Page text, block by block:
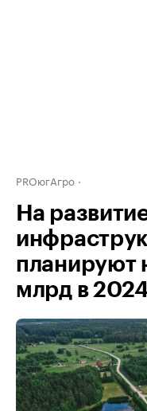
PROюгАгро
На
планируют
млрд в